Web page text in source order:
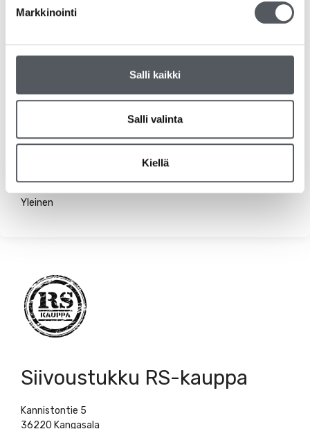
Markkinointi
Salli kaikki
Salli valinta
Kiellä
Duni
Katrin
Tork
Yleinen
Siivoustukku RS-kauppa
Kannistontie 5
36220 Kangasala